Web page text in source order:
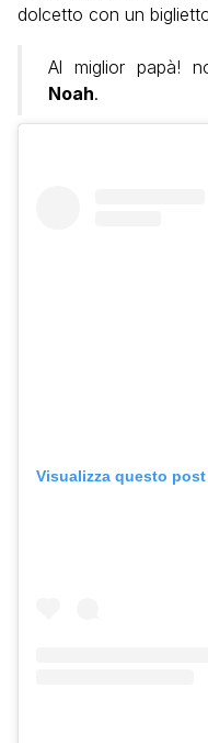
dolcetto con un
Al miglior papà!
Noah.
Visualizza questo